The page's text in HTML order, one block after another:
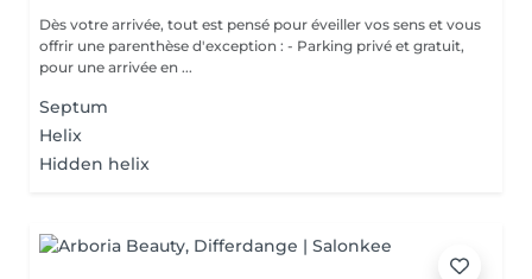
Dès votre arrivée, tout est pensé pour éveiller vos sens et vous
offrir une parenthèse d'exception : - Parking privé et gratuit,
pour une arrivée en ...
Septum
Helix
Hidden helix